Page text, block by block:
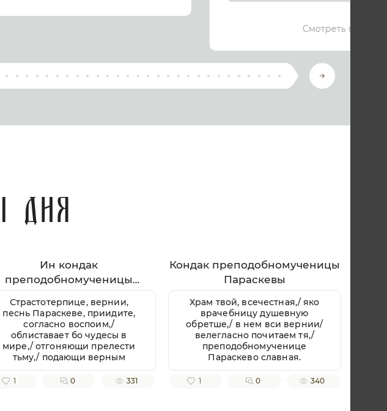
Смотреть
дня
Ин кондак
преподобномученицы
Параскевы
Страстотерпице, вернии,
песнь Параскеве, приидите,
согласно воспоим,/
облиставает бо чудесы в
мире,/ отгоняющи прелести
тьму,/ подающи верным
благодать независтную,
зовущим:/ радуйся, мученице
1 0 331
Кондак преподобномученицы
Параскевы
Храм твой, всечестная,/ яко
врачебницу душевную
обретше,/ в нем вси вернии/
велегласно почитаем тя,/
преподобномученице
Параскево славная.
1 0 340